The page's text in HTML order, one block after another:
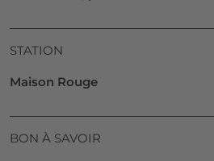
STATION
Maison Rouge
BON À SAVOIR